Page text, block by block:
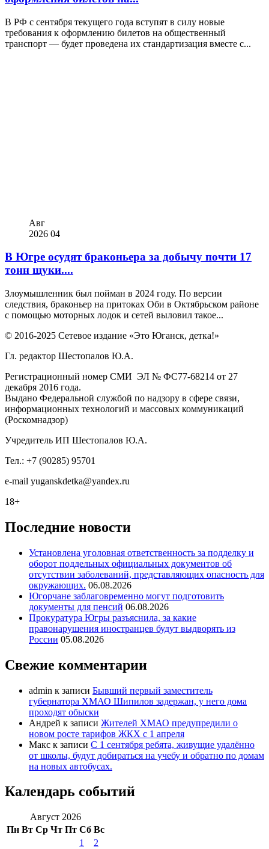
В РФ с сентября текущего года вступят в силу новые
требования к оформлению билетов на общественный
транспорт — будет проведена их стандартизация вместе с...
Авг
2026 04
В Югре осудят браконьера за добычу почти 17
тонн щуки....
Злоумышленник был пойман в 2024 году. По версии
следствия, браконьер на притоках Оби в Октябрьском районе
с помощью моторных лодок и сетей выловил такое...
© 2016-2025 Сетевое издание «Это Юганск, детка!»
Гл. редактор Шестопалов Ю.А.
Регистрационный номер СМИ ЭЛ № ФС77-68214 от 27
декабря 2016 года.
Выдано Федеральной службой по надзору в сфере связи,
информационных технологий и массовых коммуникаций
(Роскомнадзор)
Учредитель ИП Шестопалов Ю.А.
Тел.: +7 (90285) 95701
e-mail yuganskdetka@yandex.ru
18+
Последние новости
Установлена уголовная ответственность за подделку и
оборот поддельных официальных документов об
отсутствии заболеваний, представляющих опасность для
окружающих. 06.08.2026
Югорчане заблаговременно могут подготовить
документы для пенсий 06.08.2026
Прокуратура Югры разъяснила, за какие
правонарушения иностранцев будут выдворять из
России 05.08.2026
Свежие комментарии
admin к записи Бывший первый заместитель
губернатора ХМАО Шипилов задержан, у него дома
проходят обыски
Андрей к записи Жителей ХМАО предупредили о
новом росте тарифов ЖКХ с 1 апреля
Макс к записи С 1 сентября ребята, живущие удалённо
от школы, будут добираться на учебу и обратно по домам
на новых автобусах.
Календарь событий
Август 2026
Пн Вт Ср Чт Пт Сб Вс
1
2